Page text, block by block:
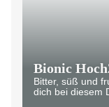
Bionic
Bitter, süß und
dich bei diesem